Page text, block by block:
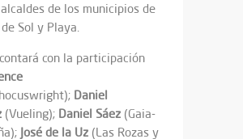
de los municipios de
Sol y Playa.
con la participación
Daniel
(Vueling); Daniel Sáez (Gaia-
José de la Uz (Las Rozas y